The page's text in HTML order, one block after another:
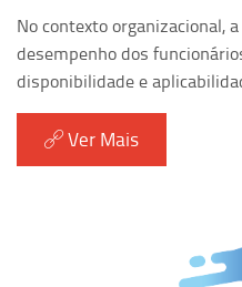
No contexto organizacional,
desempenho dos
disponibilidade e
Ver Mais